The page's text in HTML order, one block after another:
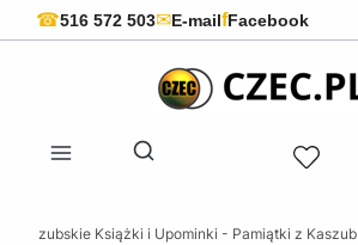
☎516 572 503✉E-mailfFacebook
Otwórz wyszukiwarkę
Kaszubskie Książki i Upominki - Pamiątki z Kaszub